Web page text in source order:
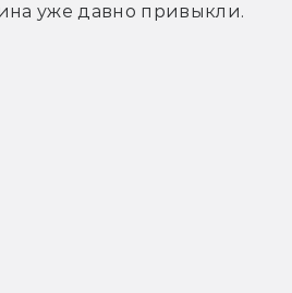
уже давно привыкли.